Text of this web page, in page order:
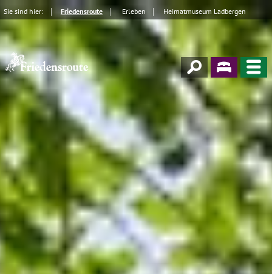
Sie sind hier: Friedensroute Erleben Heimatmuseum Ladbergen